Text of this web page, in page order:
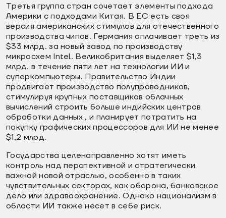
Третья группа стран сочетает элементы подхода
Америки с подходами Китая. В ЕС есть своя
версия американских стимулов для отечественного
производства чипов. Германия оплачивает треть из
$33 млрд. за новый завод по производству
микросхем Intel. Великобритания выделяет $1,3
млрд. в течение пяти лет на технологии ИИ и
суперкомпьютеры. Правительство Индии
продвигает производство полупроводников,
стимулируя крупных поставщиков облачных
вычислений строить больше индийских центров
обработки данных , и планирует потратить на
покупку графических процессоров для ИИ не менее
$1,2 млрд.
Государства целенаправленно хотят иметь
контроль над перспективной и стратегически
важной новой отраслью, особенно в таких
чувствительных секторах, как оборона, банковское
дело или здравоохранение. Однако национализм в
области ИИ также несет в себе риск.